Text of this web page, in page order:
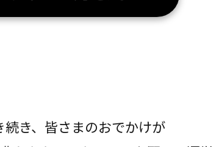
続き、皆さまのおでかけが